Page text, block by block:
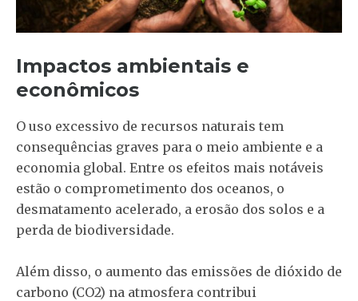
Impactos ambientais e
econômicos
O uso excessivo de recursos naturais tem
consequências graves para o meio ambiente e a
economia global. Entre os efeitos mais notáveis
estão o comprometimento dos oceanos, o
desmatamento acelerado, a erosão dos solos e a
perda de biodiversidade.
Além disso, o aumento das emissões de dióxido de
carbono (CO2) na atmosfera contribui